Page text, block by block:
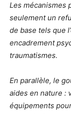
Les mécanismes
seulement un
de base tels que
encadrement
traumatismes.
En parallèle, le
aides en nature :
équipements